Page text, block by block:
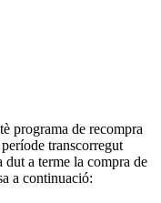
programa de recompra
transcorregut
dut a terme la compra de
a continuació: